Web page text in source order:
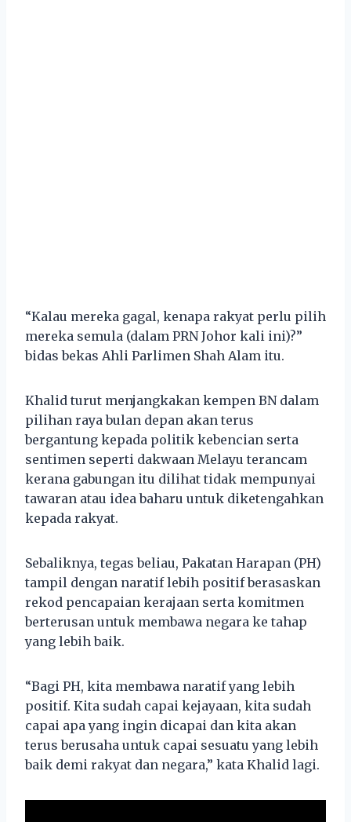
“Kalau mereka gagal, kenapa rakyat perlu pilih
mereka semula (dalam PRN Johor kali ini)?”
bidas bekas Ahli Parlimen Shah Alam itu.
Khalid turut menjangkakan kempen BN dalam
pilihan raya bulan depan akan terus
bergantung kepada politik kebencian serta
sentimen seperti dakwaan Melayu terancam
kerana gabungan itu dilihat tidak mempunyai
tawaran atau idea baharu untuk diketengahkan
kepada rakyat.
Sebaliknya, tegas beliau, Pakatan Harapan (PH)
tampil dengan naratif lebih positif berasaskan
rekod pencapaian kerajaan serta komitmen
berterusan untuk membawa negara ke tahap
yang lebih baik.
“Bagi PH, kita membawa naratif yang lebih
positif. Kita sudah capai kejayaan, kita sudah
capai apa yang ingin dicapai dan kita akan
terus berusaha untuk capai sesuatu yang lebih
baik demi rakyat dan negara,” kata Khalid lagi.